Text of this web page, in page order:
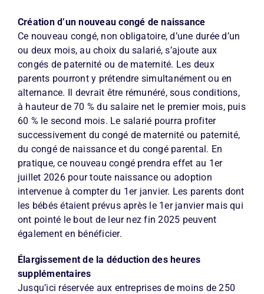
Création d’un nouveau congé de naissance
Ce nouveau congé, non obligatoire, d’une durée d’un
ou deux mois, au choix du salarié, s’ajoute aux
congés de paternité ou de maternité. Les deux
parents pourront y prétendre simultanément ou en
alternance. Il devrait être rémunéré, sous conditions,
à hauteur de 70 % du salaire net le premier mois, puis
60 % le second mois. Le salarié pourra profiter
successivement du congé de maternité ou paternité,
du congé de naissance et du congé parental. En
pratique, ce nouveau congé prendra effet au 1er
juillet 2026 pour toute naissance ou adoption
intervenue à compter du 1er janvier. Les parents dont
les bébés étaient prévus après le 1er janvier mais qui
ont pointé le bout de leur nez fin 2025 peuvent
également en bénéficier.
Élargissement de la déduction des heures
supplémentaires
Jusqu’ici réservée aux entreprises de moins de 250